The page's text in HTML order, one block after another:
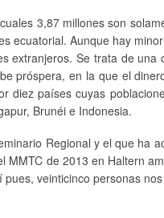
3,87 millones son
ecuatorial. Aunque hay
extranjeros. Se trata de
próspera, en la que el
diez países cuyas
Brunéi e Indonesia.
Regional y el que ha
de 2013 en Haltern
veinticinco personas